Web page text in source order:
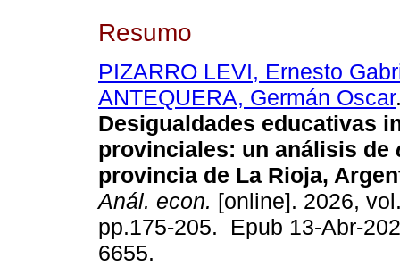
Resumo
PIZARRO LEVI, Ernesto
ANTEQUERA, Germán Oscar
Desigualdades educativas
provinciales: un análisis de
provincia de La Rioja,
Anál. econ. [online]. 2026,
pp.175-205. Epub 13-Abr-
6655.